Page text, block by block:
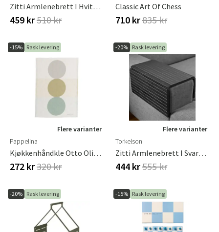
Zitti Armlenebrett I Hvitoljet Eik
459 kr510 kr
Classic Art Of Chess
710 kr835 kr
-15% Rask levering
Flere varianter
Pappelina
Kjøkkenhåndkle Otto Olive 46x66 Cm
272 kr320 kr
-20% Rask levering
Flere varianter
Torkelson
Zitti Armlenebrett I Svart Lakk
444 kr555 kr
-20% Rask levering -15% Rask levering